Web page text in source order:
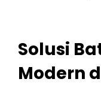
Solusi
Modern